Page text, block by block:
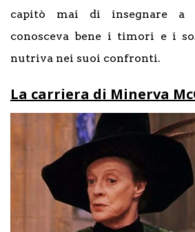
capitò mai di insegnare a
conosceva bene i timori e i
nutriva nei suoi confronti.
La carriera di Minerva